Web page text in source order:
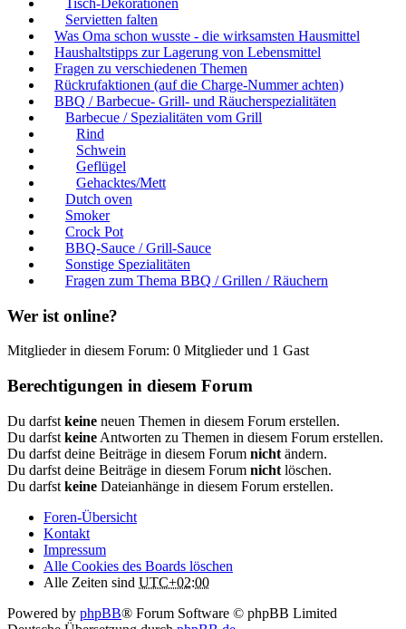
Servietten falten
Was Oma schon wusste - die wirksamsten Hausmittel
Haushaltstipps zur Lagerung von Lebensmittel
Fragen zu verschiedenen Themen
Rückrufaktionen (auf die Charge-Nummer achten)
BBQ / Barbecue- Grill- und Räucherspezialitäten
Barbecue / Spezialitäten vom Grill
Rind
Schwein
Geflügel
Gehacktes/Mett
Dutch oven
Smoker
Crock Pot
BBQ-Sauce / Grill-Sauce
Sonstige Spezialitäten
Fragen zum Thema BBQ / Grillen / Räuchern
Wer ist online?
Mitglieder in diesem Forum: 0 Mitglieder und 1 Gast
Berechtigungen in diesem Forum
Du darfst keine neuen Themen in diesem Forum erstellen.
Du darfst keine Antworten zu Themen in diesem Forum erstellen.
Du darfst deine Beiträge in diesem Forum nicht ändern.
Du darfst deine Beiträge in diesem Forum nicht löschen.
Du darfst keine Dateianhänge in diesem Forum erstellen.
Foren-Übersicht
Kontakt
Impressum
Alle Cookies des Boards löschen
Alle Zeiten sind UTC+02:00
Powered by phpBB® Forum Software © phpBB Limited